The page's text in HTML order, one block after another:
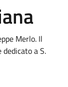
Merlo. Il
a S.